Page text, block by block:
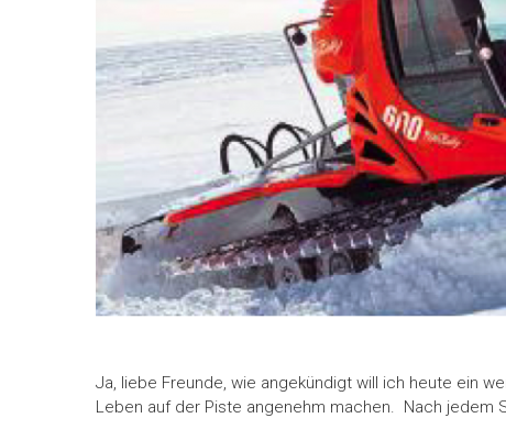
Ja, liebe Freunde, wie angekündigt will ich heute ein
Leben auf der Piste angenehm machen. Nach jedem